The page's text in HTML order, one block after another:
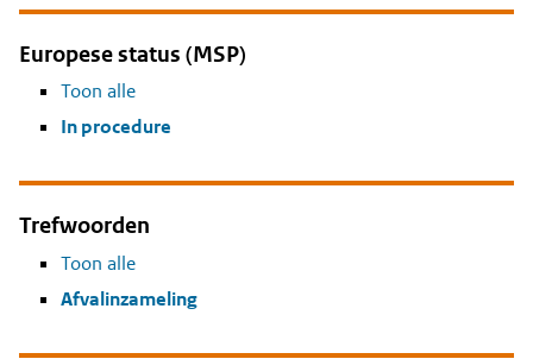
Europese status (MSP)
Toon alle
In procedure
Trefwoorden
Toon alle
Afvalinzameling